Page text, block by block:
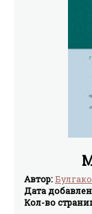
Автор:
Дата
Кол-во